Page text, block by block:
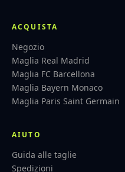
ACQUISTA
Negozio
Maglia Real Madrid
Maglia FC Barcellona
Maglia Bayern Monaco
Maglia Paris Saint Germain
AIUTO
Guida alle taglie
Spedizioni